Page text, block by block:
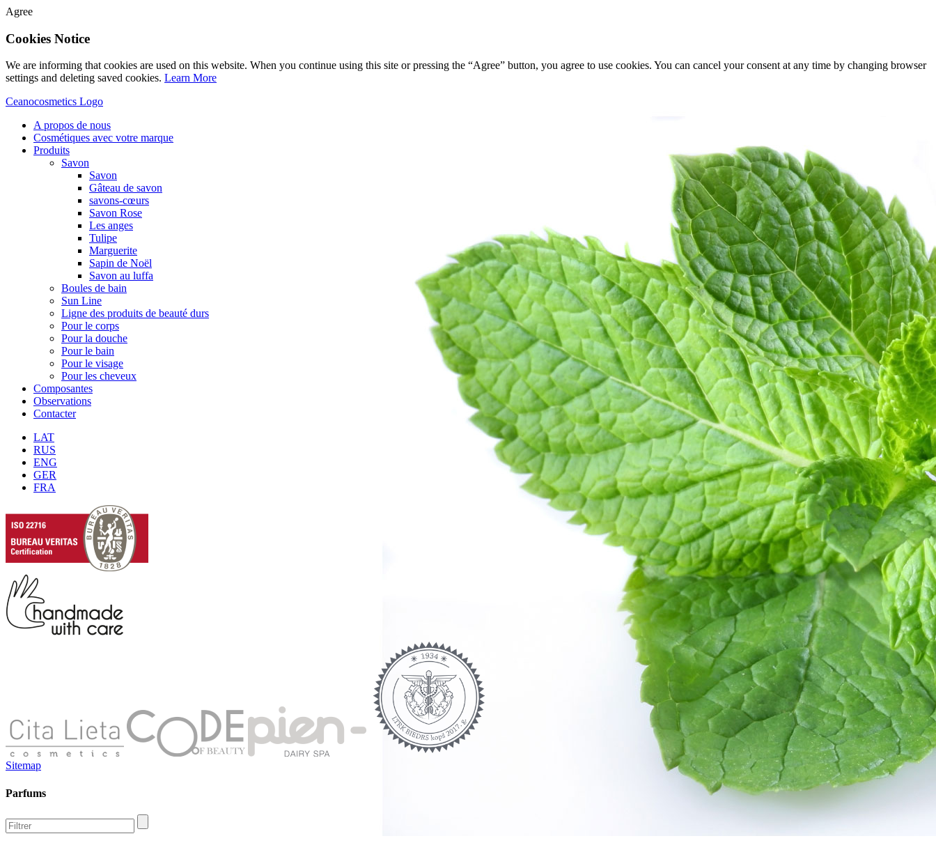
Agree
Cookies Notice
We are informing that cookies are used on this website. When you continue using this site or pressing the “Agree” button, you agree to use cookies. You can cancel your consent at any time by changing browser
settings and deleting saved cookies. Learn More
Ceanocosmetics Logo
A propos de nous
Cosmétiques avec votre marque
Produits
Savon
Savon
Gâteau de savon
savons-cœurs
Savon Rose
Les anges
Tulipe
Marguerite
Sapin de Noël
Savon au luffa
Boules de bain
Sun Line
Ligne des produits de beauté durs
Pour le corps
Pour la douche
Pour le bain
Pour le visage
Pour les cheveux
Composantes
Observations
Contacter
LAT
RUS
ENG
GER
FRA
Sitemap
Parfums